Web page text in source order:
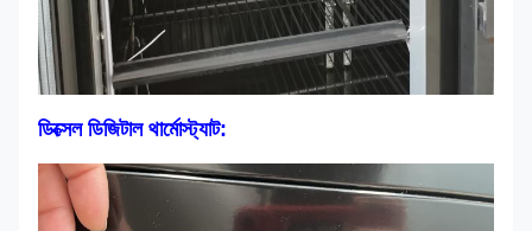
ডিক্সেল ডিজিটাল থার্মোস্ট্যাট: